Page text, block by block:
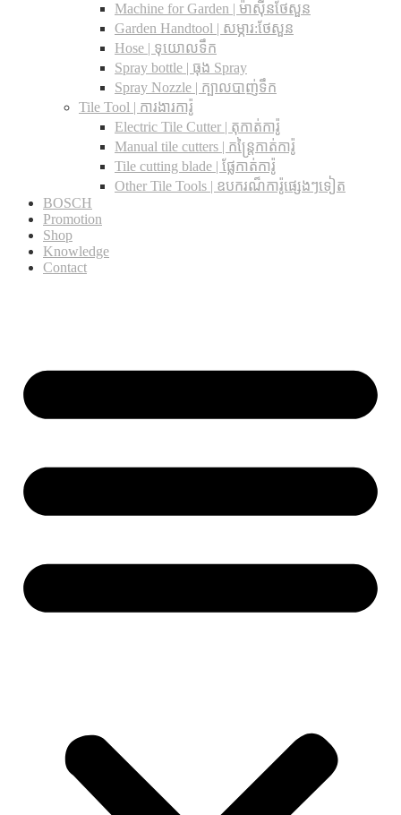
Machine for Garden | ម៉ាស៊ីនថែសួន
Garden Handtool | សម្ភារ:ថែសួន
Hose | ទុយោលទឹក
Spray bottle | ធុង Spray
Spray Nozzle | ក្បាលបាញ់ទឹក
Tile Tool | ការងារការ៉ូ
Electric Tile Cutter | តុកាត់ការ៉ូ
Manual tile cutters | កន្ត្រៃកាត់ការ៉ូ
Tile cutting blade | ផ្លែកាត់ការ៉ូ
Other Tile Tools | ឧបករណ៏ការ៉ូផ្សេងៗទៀត
BOSCH
Promotion
Shop
Knowledge
Contact